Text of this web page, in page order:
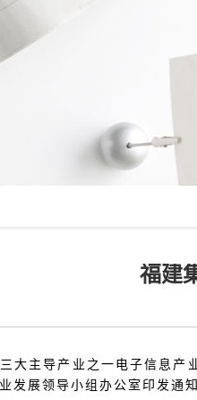
数据统计分析
福建
大主导产业之一电子信息产
发展领导小组办公室印发